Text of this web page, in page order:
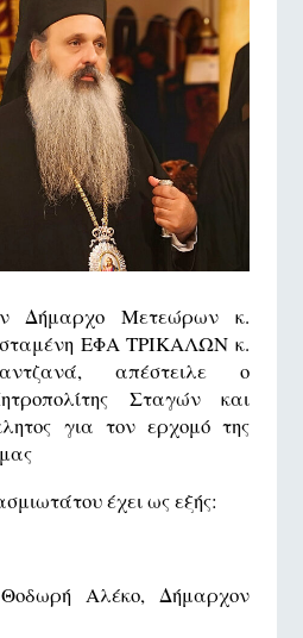
Δήμαρχο Μετεώρων κ.
ΕΦΑ ΤΡΙΚΑΛΩΝ κ.
απέστειλε ο
Σταγών και
για τον ερχομό της
έχει ως εξής:
Αλέκο, Δήμαρχον